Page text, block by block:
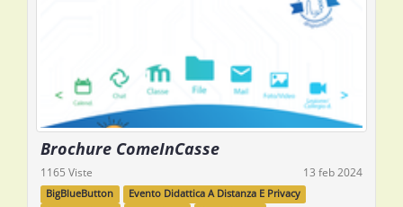
Brochure ComeInCasse
1165 Viste 13 feb 2024
BigBlueButton
Evento Didattica A Distanza E Privacy